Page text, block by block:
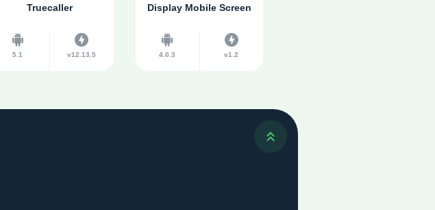
Truecaller
5.1 v12.13.5
Display Mobile Screen
4.0.3 v1.2
Наверх